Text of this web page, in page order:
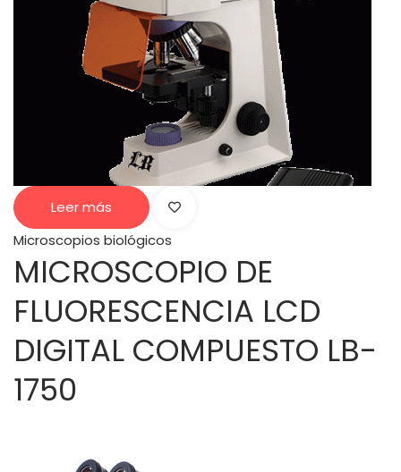
Leer más
Microscopios biológicos
MICROSCOPIO DE
FLUORESCENCIA LCD
DIGITAL COMPUESTO LB-
1750